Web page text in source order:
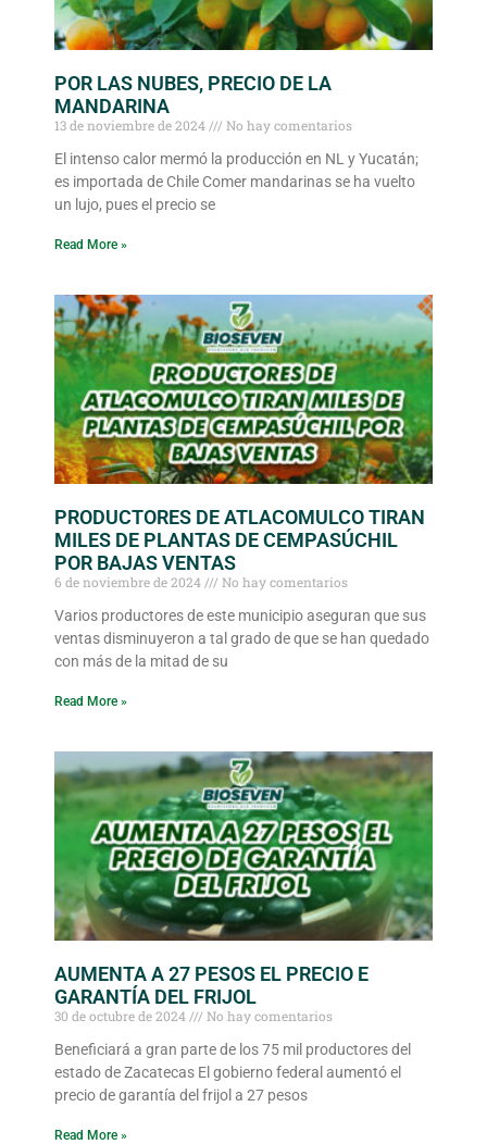
POR LAS NUBES, PRECIO DE LA
MANDARINA
13 de noviembre de 2024
No hay comentarios
El intenso calor mermó la producción en NL y Yucatán;
es importada de Chile Comer mandarinas se ha vuelto
un lujo, pues el precio se
Read More »
PRODUCTORES DE ATLACOMULCO TIRAN
MILES DE PLANTAS DE CEMPASÚCHIL
POR BAJAS VENTAS
6 de noviembre de 2024
No hay comentarios
Varios productores de este municipio aseguran que sus
ventas disminuyeron a tal grado de que se han quedado
con más de la mitad de su
Read More »
AUMENTA A 27 PESOS EL PRECIO E
GARANTÍA DEL FRIJOL
30 de octubre de 2024
No hay comentarios
Beneficiará a gran parte de los 75 mil productores del
estado de Zacatecas El gobierno federal aumentó el
precio de garantía del frijol a 27 pesos
Read More »